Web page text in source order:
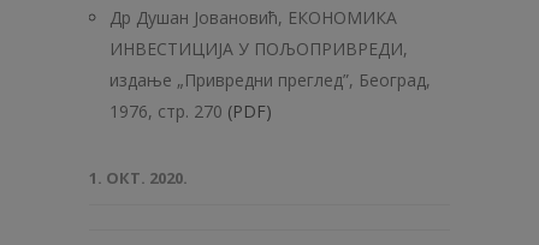
Др Душан Јовановић, ЕКОНОМИКА
ИНВЕСТИЦИЈА У ПОЉОПРИВРЕДИ,
издање „Привредни преглед”, Београд,
1976, стр. 270 (PDF)
1. ОКТ. 2020.